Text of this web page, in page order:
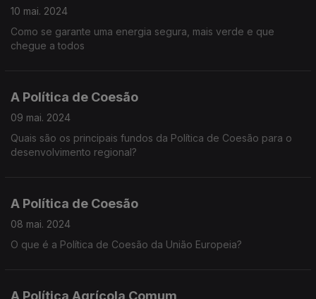
10 mai. 2024
Como se garante uma energia segura, mais verde e que
chegue a todos
A Política de Coesão
09 mai. 2024
Quais são os principais fundos da Política de Coesão para o
desenvolvimento regional?
A Política de Coesão
08 mai. 2024
O que é a Política de Coesão da União Europeia?
A Política Agrícola Comum